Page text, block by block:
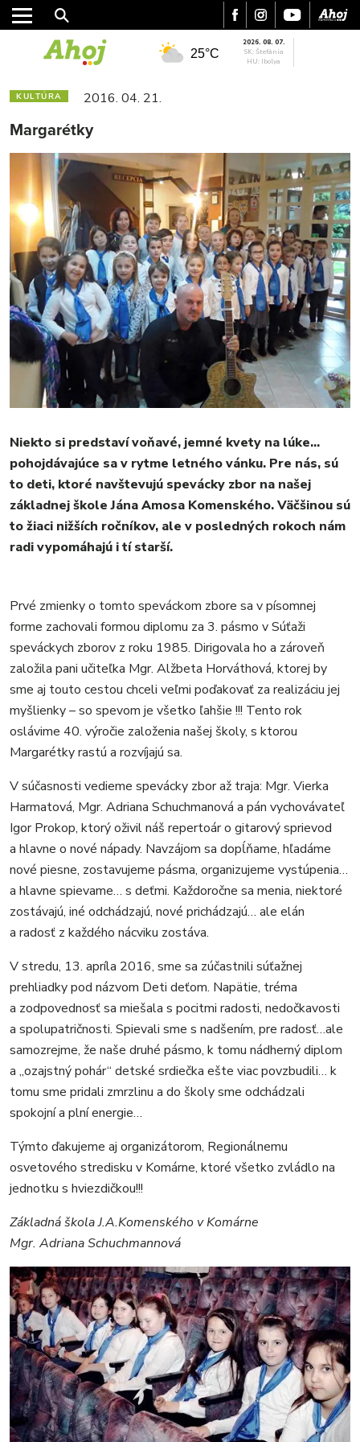
MESTO
ŠPORT
FOTKY
MIX
25°C
2026. 08. 07.
SK: Štefánia
HU: Ibolya
KULTÚRA 2016. 04. 21.
Margarétky
Niekto si predstaví voňavé, jemné kvety na lúke…
pohojdávajúce sa v rytme letného vánku. Pre nás, sú
to deti, ktoré navštevujú spevácky zbor na našej
základnej škole Jána Amosa Komenského. Väčšinou sú
to žiaci nižších ročníkov, ale v posledných rokoch nám
radi vypomáhajú i tí starší.
Prvé zmienky o tomto speváckom zbore sa v písomnej
forme zachovali formou diplomu za 3. pásmo v Súťaži
speváckych zborov z roku 1985. Dirigovala ho a zároveň
založila pani učiteľka Mgr. Alžbeta Horváthová, ktorej by
sme aj touto cestou chceli veľmi poďakovať za realizáciu jej
myšlienky – so spevom je všetko ľahšie !!! Tento rok
oslávime 40. výročie založenia našej školy, s ktorou
Margarétky rastú a rozvíjajú sa.
V súčasnosti vedieme spevácky zbor až traja: Mgr. Vierka
Harmatová, Mgr. Adriana Schuchmanová a pán vychovávateľ
Igor Prokop, ktorý oživil náš repertoár o gitarový sprievod
a hlavne o nové nápady. Navzájom sa dopĺňame, hľadáme
nové piesne, zostavujeme pásma, organizujeme vystúpenia…
a hlavne spievame… s deťmi. Každoročne sa menia, niektoré
zostávajú, iné odchádzajú, nové prichádzajú… ale elán
a radosť z každého nácviku zostáva.
V stredu, 13. apríla 2016, sme sa zúčastnili súťažnej
prehliadky pod názvom Deti deťom. Napätie, tréma
a zodpovednosť sa miešala s pocitmi radosti, nedočkavosti
a spolupatričnosti. Spievali sme s nadšením, pre radosť…ale
samozrejme, že naše druhé pásmo, k tomu nádherný diplom
a „ozajstný pohár“ detské srdiečka ešte viac povzbudili… k
tomu sme pridali zmrzlinu a do školy sme odchádzali
spokojní a plní energie…
Týmto ďakujeme aj organizátorom, Regionálnemu
osvetového stredisku v Komárne, ktoré všetko zvládlo na
jednotku s hviezdičkou!!!
Základná škola J.A.Komenského v Komárne
Mgr. Adriana Schuchmannová